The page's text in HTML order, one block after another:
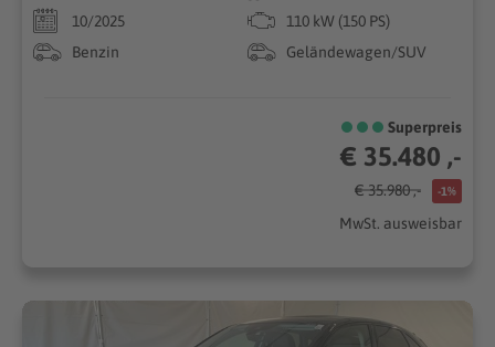
10/2025
110 kW (150 PS)
Benzin
Geländewagen/SUV
Superpreis
€ 35.480 ,-
€ 35.980 ,- -1%
MwSt. ausweisbar